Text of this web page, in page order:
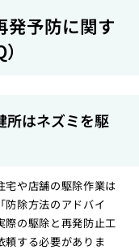
発予防に関す
所はネズミを駆
宅や店舗の駆除作業は
防除方法のアドバイ
際の駆除と再発防止工
頼する必要がありま